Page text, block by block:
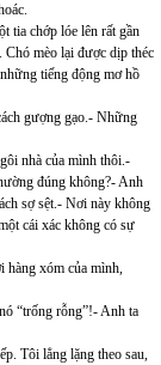
tia chớp lóe lên rất gần
Chó mèo lại được dịp théc
tiếng động mơ hồ
gượng gạo.- Những
nhà của mình thôi.-
đúng không?- Anh
sợ sệt.- Nơi này không
cái xác không có sự
hàng xóm của mình,
“trống rỗng”!- Anh ta
Tôi lẳng lặng theo sau,